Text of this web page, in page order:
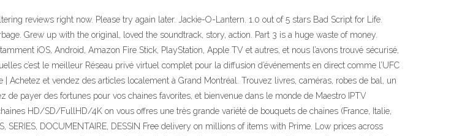
reviews right now. Please try again later. Jackie-O-Lantern. 1.0 out of 5 stars Bad Script for Life.
Grew up with the original, loved the soundtrack, story, action. Part 3 is a huge waste of money.
iOS, Android, Amazon Fire Stick, PlayStation, Apple TV et autres, et nous l’avons trouvé sécurisé,
c’est le meilleur Réseau privé virtuel complet pour la diffusion d’événements en direct comme l’UFC
| Achetez et vendez des articles localement à Grand Montréal. Trouvez livres, caméras, robes de bal, un
de payer des fortunes pour vos chaines favorites, et bienvenue dans le monde de Maestro IPTV
HD/SD/FullHD/4K on vous offres une très grande variété de bouquets de chaines (France, Italie,
DOCUMENTAIRE, DESSIN Free delivery on millions of items with Prime. Low prices across